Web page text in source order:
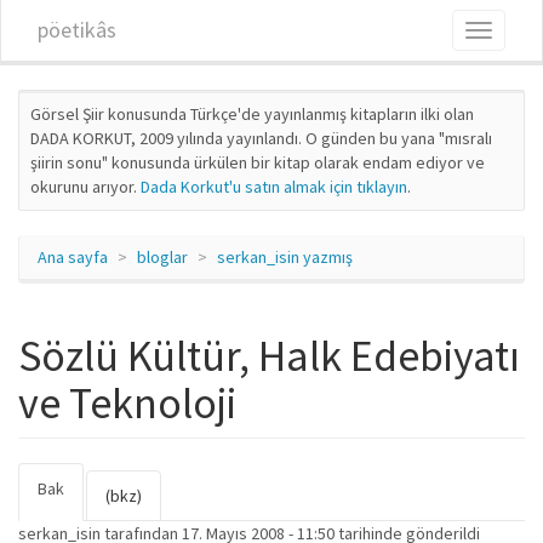
pöetikâs
Toggle
Görsel Şiir konusunda Türkçe'de yayınlanmış kitapların ilki olan
DADA KORKUT, 2009 yılında yayınlandı. O günden bu yana "mısralı
şiirin sonu" konusunda ürkülen bir kitap olarak endam ediyor ve
okurunu arıyor. Dada Korkut'u satın almak için tıklayın.
Ana sayfa bloglar serkan_isin yazmış
Sözlü Kültür, Halk Edebiyatı
ve Teknoloji
Birincil sekmeler
Bak
sekme)
(bkz)
serkan_isin tarafından 17. Mayıs 2008 - 11:50 tarihinde gönderildi